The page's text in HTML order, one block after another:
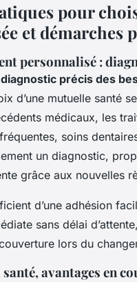
pour
et démarches
personnalisé :
diagnostic précis des
d’une mutuelle santé
médicaux, les
soins
un diagnostic,
grâce aux nouvelles
d’une adhésion
sans délai
lors du
avantages en